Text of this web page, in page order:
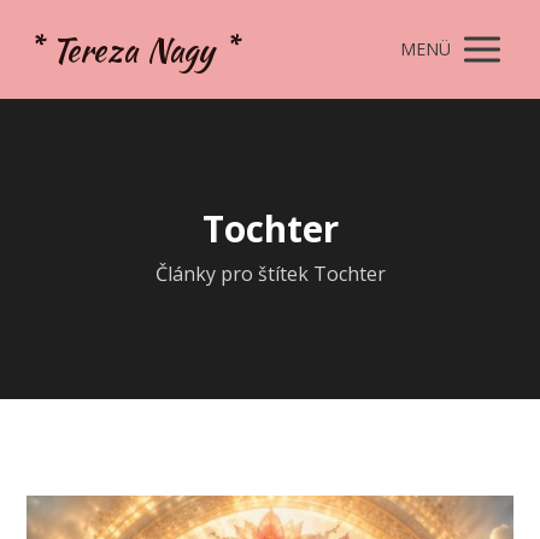
* Tereza Nagy * MENÜ
Tochter
Články pro štítek Tochter